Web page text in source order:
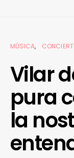
MÚSICA
Vilar
pura
la